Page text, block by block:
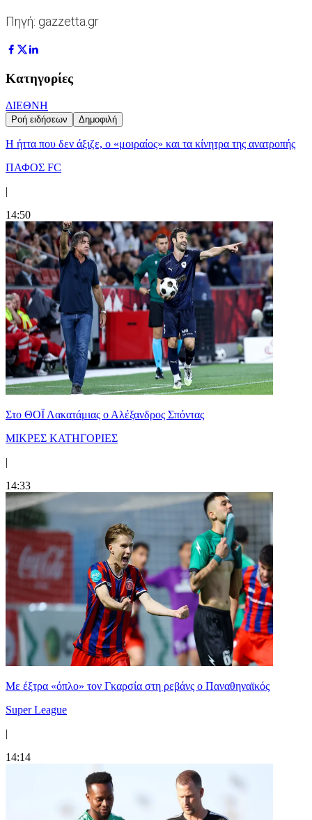
Πηγή: gazzetta.gr
Κατηγορίες
ΔΙΕΘΝΗ
Ροή ειδήσεων Δημοφιλή
Η ήττα που δεν άξιζε, ο «μοιραίος» και τα κίνητρα της ανατροπής
ΠΑΦΟΣ FC
|
14:50
Στο ΘΟΪ Λακατάμιας ο Αλέξανδρος Σπόντας
ΜΙΚΡΕΣ ΚΑΤΗΓΟΡΙΕΣ
|
14:33
Mε έξτρα «όπλο» τον Γκαρσία στη ρεβάνς ο Παναθηναϊκός
Super League
|
14:14